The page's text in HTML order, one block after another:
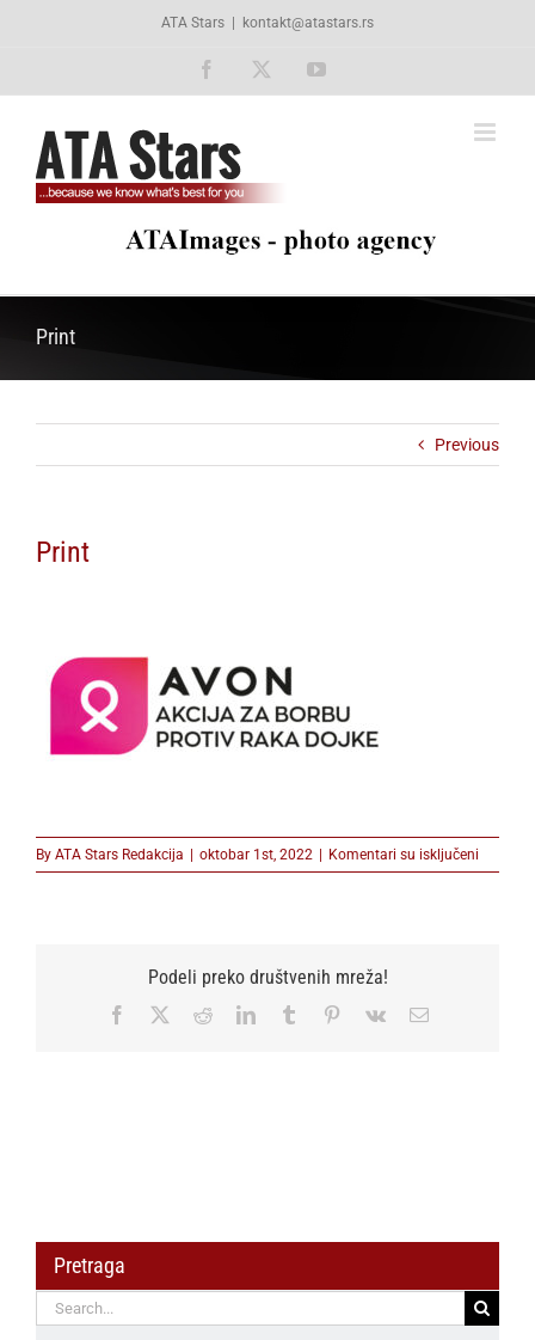
ATA Stars kontakt@atastars.rs
Facebook YouTube
Print
Previous
Print
By ATA Stars Redakcija | oktobar 1st, 2022 | Komentari su isključeni
Print
Podeli preko društvenih mreža!
Facebook RedditLinkedInTumblr Pinterest
Vk Email
Pretraga
Search
for: